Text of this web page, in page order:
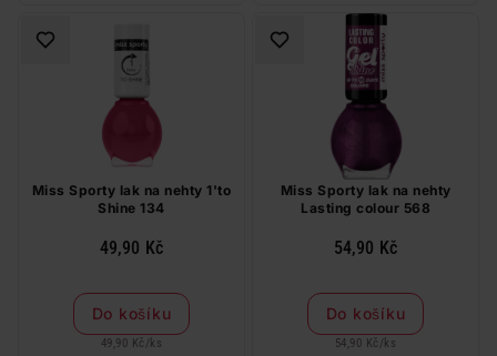
Miss Sporty lak na nehty 1'to
Shine 134
49,90 Kč
Do košíku
49,90 Kč / ks
Miss Sporty lak na nehty
Lasting colour 568
54,90 Kč
Do košíku
54,90 Kč / ks